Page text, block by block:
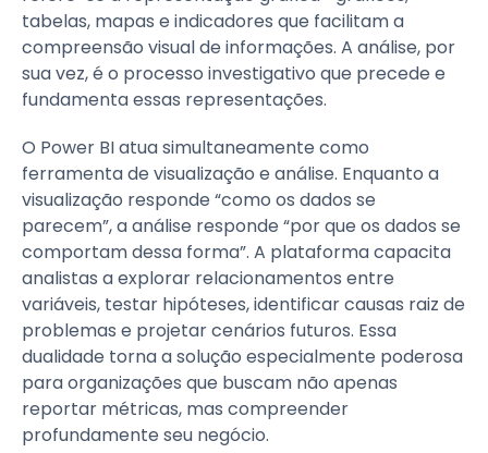
tabelas, mapas e indicadores que facilitam a
compreensão visual de informações. A análise, por
sua vez, é o processo investigativo que precede e
fundamenta essas representações.
O Power BI atua simultaneamente como
ferramenta de visualização e análise. Enquanto a
visualização responde “como os dados se
parecem”, a análise responde “por que os dados se
comportam dessa forma”. A plataforma capacita
analistas a explorar relacionamentos entre
variáveis, testar hipóteses, identificar causas raiz de
problemas e projetar cenários futuros. Essa
dualidade torna a solução especialmente poderosa
para organizações que buscam não apenas
reportar métricas, mas compreender
profundamente seu negócio.